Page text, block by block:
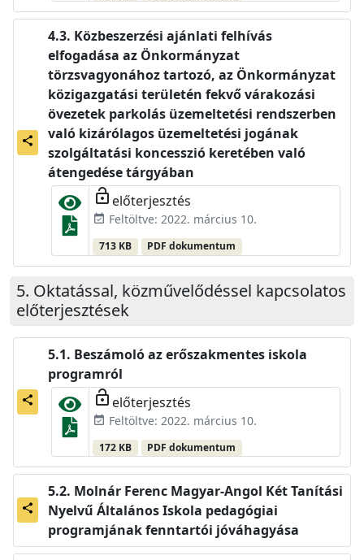
share
Közbeszerzési ajánlati felhívás
elfogadása az Önkormányzat
törzsvagyonához tartozó, az Önkormányzat
közigazgatási területén fekvő várakozási
övezetek parkolás üzemeltetési rendszerben
való kizárólagos üzemeltetési jogának
szolgáltatási koncesszió keretében való
átengedése tárgyában
lock_open előterjesztés
event_available Feltöltve: 2022. március 10.
713 KB PDF dokumentum
Oktatással, közművelődéssel kapcsolatos
előterjesztések
share
Beszámoló az erőszakmentes iskola
programról
lock_open előterjesztés
event_available Feltöltve: 2022. március 10.
172 KB PDF dokumentum
share
Molnár Ferenc Magyar-Angol Két Tanítási
Nyelvű Általános Iskola pedagógiai
programjának fenntartói jóváhagyása